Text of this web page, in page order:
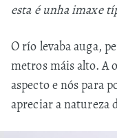
esta é unha imaxe
O río levaba auga,
metros máis alto. A
aspecto e nós para
apreciar a natureza